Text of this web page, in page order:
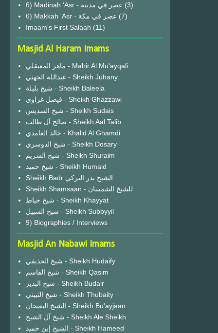
6) Madinah 'Asr - عصر في مدينة (3)
6) Makkah 'Asr - عصر في مكة (7)
Imaam's First Salaah (11)
Masjid Al Haram Imams
ماهر المعيقلي - Mahir Al Mu'ayqali
عبدالله الجهني - Sheikh Juhany
شيخ بليلة - Sheikh Baleela
فيصل غزاوي - Sheikh Ghazzawi
شيخ السديس - Sheikh Sudais
صالح آل طالب - Sheikh Aal Talib
خالد الغامدي - Khalid Al Ghamdi
شيخ الدوسري - Sheikh Dosary
شيخ الشريم - Sheikh Shuraim
شيخ حميد - Sheikh Humaid
Sheikh Badr الشيخ بدر التركي
Sheikh Shamsaan - للشيخ الشمسان
شيخ خياط - Sheikh Khayyat
شيخ السبيل - Sheikh Subbyyil
9) Biographies / Interviews
Masjid An Nabawi Imams
شيخ الحذيفي - Sheikh Hudaify
شيخ القاسم - Sheikh Qasim
شيخ البدير - Sheikh Budair
شيخ الثبيتي - Sheikh Thubaity
الشيخ البعيجان - Sheikh Bu'ayjaan
شيخ آل الشيخ - Sheikh Ale Sheikh
الشيخ إبن حميد - Sheikh Hameed